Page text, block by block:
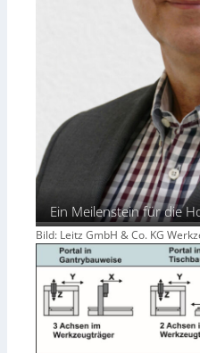
Ein Meilenstein für die
Bild: Leitz GmbH & Co. KG